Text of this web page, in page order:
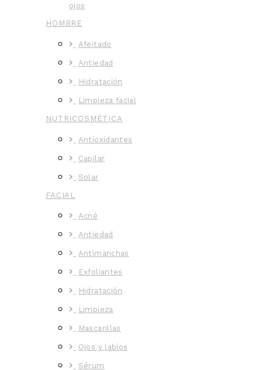
ojos
HOMBRE
Afeitado
Antiedad
Hidratación
Limpieza facial
NUTRICOSMÉTICA
Antioxidantes
Capilar
Solar
FACIAL
Acné
Antiedad
Antimanchas
Exfoliantes
Hidratación
Limpieza
Mascarillas
Ojos y labios
Sérum